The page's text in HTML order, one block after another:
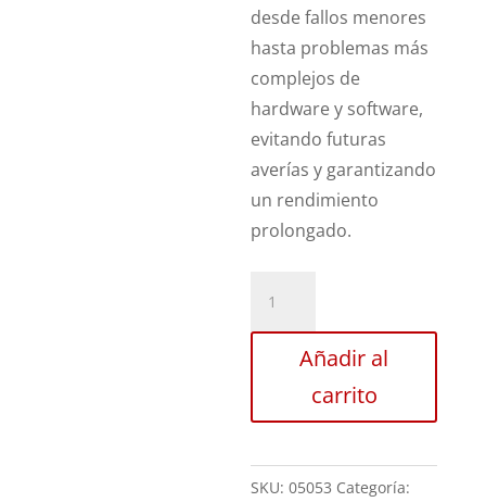
desde fallos menores
hasta problemas más
complejos de
hardware y software,
evitando futuras
averías y garantizando
un rendimiento
prolongado.
cantidad
Añadir al
carrito
SKU:05053 Categoría: